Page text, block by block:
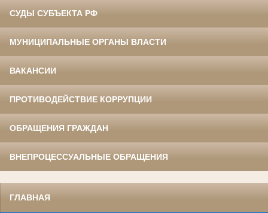
СУДЫ СУБЪЕКТА РФ
МУНИЦИПАЛЬНЫЕ ОРГАНЫ ВЛАСТИ
ВАКАНСИИ
ПРОТИВОДЕЙСТВИЕ КОРРУПЦИИ
ОБРАЩЕНИЯ ГРАЖДАН
ВНЕПРОЦЕССУАЛЬНЫЕ ОБРАЩЕНИЯ
ГЛАВНАЯ